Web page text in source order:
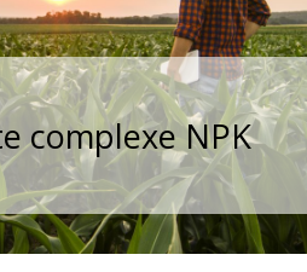
complexe NPK